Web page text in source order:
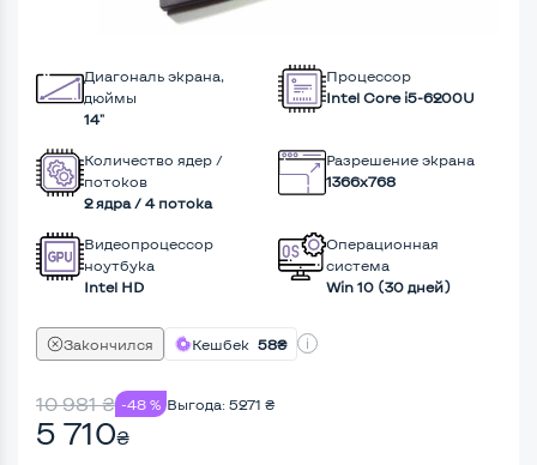
Диагональ экрана,
дюймы
14"
Процессор
Intel Core i5-6200U
Количество ядер /
потоков
2 ядра / 4 потока
Разрешение экрана
1366x768
Видеопроцессор
ноутбука
Intel HD
Операционная
система
Win 10 (30 дней)
Закончился Кешбек 58₴
10 981₴ -48 % Выгода: 5271 ₴
5 710₴